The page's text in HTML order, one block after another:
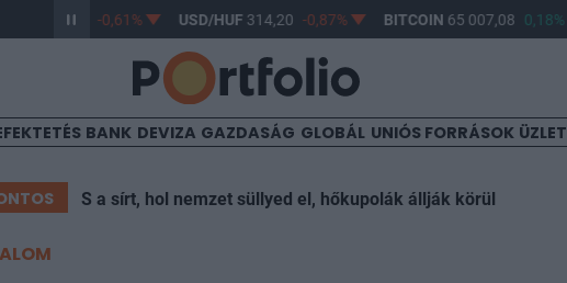
363,17 -0,61% USD/HUF 314,20 -0,87% BITCOIN65 007,08 0,18%
BANK DEVIZA GAZDASÁG GLOBÁL UNIÓS FORRÁSOK ÜZLET
S a sírt, hol nemzet süllyed el, hőkupolák állják körül